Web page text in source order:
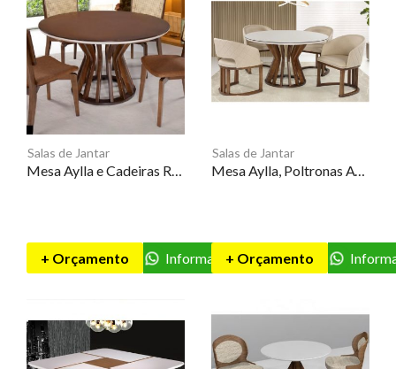
Salas de Jantar
+ Orçamento Informações
Salas de Jantar
+ Orçamento